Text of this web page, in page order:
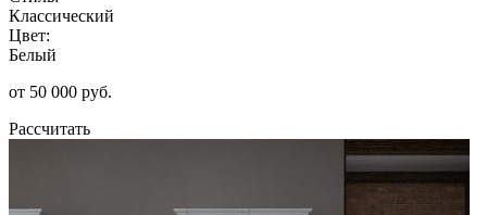
Классический
Цвет:
Белый
от 50 000 руб.
Рассчитать